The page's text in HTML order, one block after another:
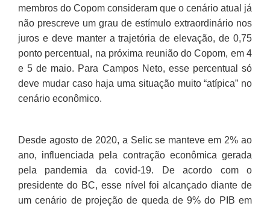
membros do Copom consideram que o cenário atual já
não prescreve um grau de estímulo extraordinário nos
juros e deve manter a trajetória de elevação, de 0,75
ponto percentual, na próxima reunião do Copom, em 4
e 5 de maio. Para Campos Neto, esse percentual só
deve mudar caso haja uma situação muito “atípica” no
cenário econômico.
Desde agosto de 2020, a Selic se manteve em 2% ao
ano, influenciada pela contração econômica gerada
pela pandemia da covid-19. De acordo com o
presidente do BC, esse nível foi alcançado diante de
um cenário de projeção de queda de 9% do PIB em